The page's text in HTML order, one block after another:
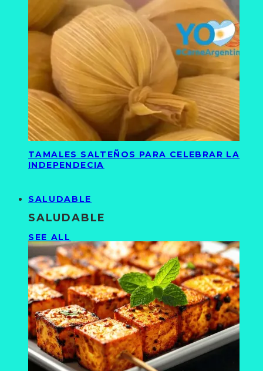
TAMALES SALTEÑOS PARA CELEBRAR LA
INDEPENDECIA
SALUDABLE
SALUDABLE
SEE ALL